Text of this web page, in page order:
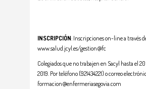
INSCRIPCIÓN: Inscripciones on-line a través
www.salud.jcyl.es/gestion@fc
Colegiados que no trabajen en Sacyl hasta el
2019. Por teléfono (921434221) o correo
formacion@enfermeriasegovia.com